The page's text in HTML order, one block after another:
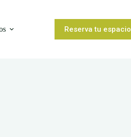
Reserva tu espacio